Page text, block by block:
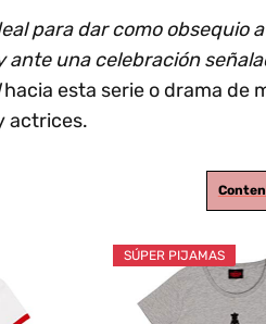
para dar como obsequio
ante una celebración
hacia esta serie o drama de
actrices.
SÚPER PIJAMAS